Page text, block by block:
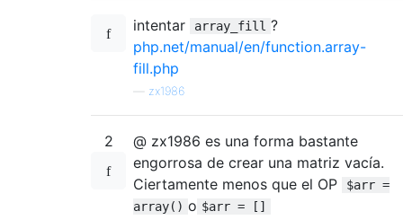
intentar array_fill ?
php.net/manual/en/function.array-
fill.php
zx1986
2
@ zx1986 es una forma bastante
engorrosa de crear una matriz vacía.
Ciertamente menos que el OP
$arr =
array() o $arr = []